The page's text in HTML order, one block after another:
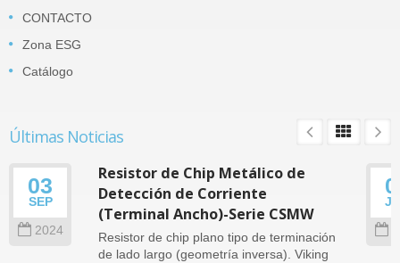
CONTACTO
Zona ESG
Catálogo
Últimas Noticias
03
SEP
2024
Resistor de Chip Metálico de
Detección de Corriente
(Terminal Ancho)-Serie CSMW
Resistor de chip plano tipo de terminación
de lado largo (geometría inversa). Viking